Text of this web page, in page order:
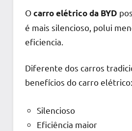
Ocarro elétrico da BYD
é mais silencioso, polui
eficiencia.
Diferente dos carros
benefícios do carro elétrico:
Silencioso
Eficiência maior